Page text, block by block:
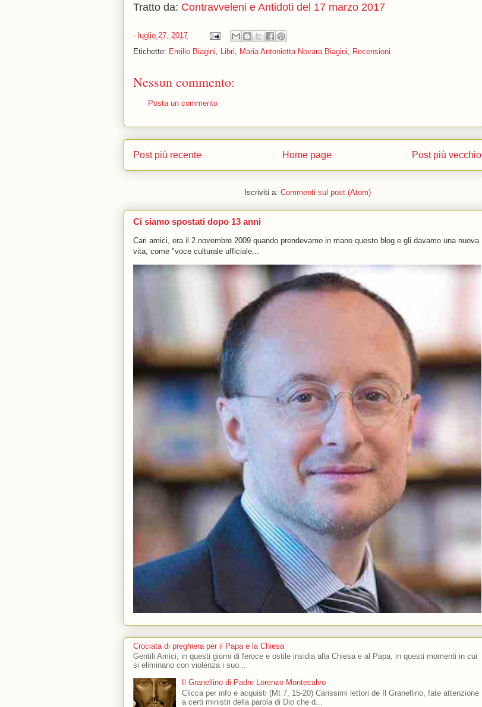
Tratto da: Contravveleni e Antidoti del 17 marzo 2017
- luglio 27, 2017
Etichette: Emilio Biagini, Libri, Maria Antonietta Novara Biagini, Recensioni
Nessun commento:
Posta un commento
Post più recente Post più vecchio
Home page
Iscriviti a: Commenti sul post (Atom)
Ci siamo spostati dopo 13 anni
Cari amici, era il 2 novembre 2009 quando prendevamo in mano questo blog e gli davamo una nuova
vita, come "voce culturale ufficiale...
Crociata di preghiera per il Papa e la Chiesa
Gentili Amici, in questi giorni di feroce e ostile insidia alla Chiesa e al Papa, in questi momenti in cui
si eliminano con violenza i suo...
Il Granellino di Padre Lorenzo Montecalvo
Clicca per info e acquisti (Mt 7, 15-20) Carissimi lettori de Il Granellino, fate attenzione
a certi ministri della parola di Dio che d...